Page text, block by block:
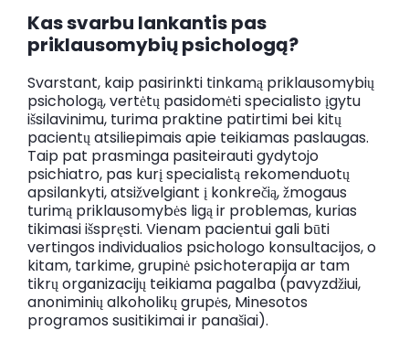
Kas svarbu lankantis pas
priklausomybių psichologą?
Svarstant, kaip pasirinkti tinkamą priklausomybių
psichologą, vertėtų pasidomėti specialisto įgytu
išsilavinimu, turima praktine patirtimi bei kitų
pacientų atsiliepimais apie teikiamas paslaugas.
Taip pat prasminga pasiteirauti gydytojo
psichiatro, pas kurį specialistą rekomenduotų
apsilankyti, atsižvelgiant į konkrečią, žmogaus
turimą priklausomybės ligą ir problemas, kurias
tikimasi išspręsti. Vienam pacientui gali būti
vertingos individualios psichologo konsultacijos, o
kitam, tarkime, grupinė psichoterapija ar tam
tikrų organizacijų teikiama pagalba (pavyzdžiui,
anoniminių alkoholikų grupės, Minesotos
programos susitikimai ir panašiai).